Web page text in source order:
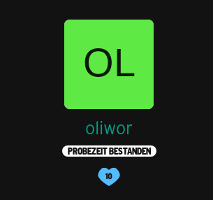
oliwor
PROBEZEIT BESTANDEN